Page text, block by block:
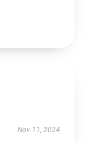
Nov 11, 2024